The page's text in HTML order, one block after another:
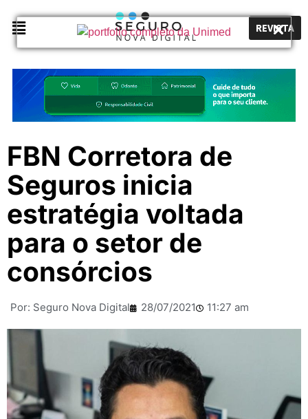
REVISTA
FBN Corretora de
Seguros inicia
estratégia voltada
para o setor de
consórcios
Por: Seguro Nova Digital 28/07/2021 11:27 am